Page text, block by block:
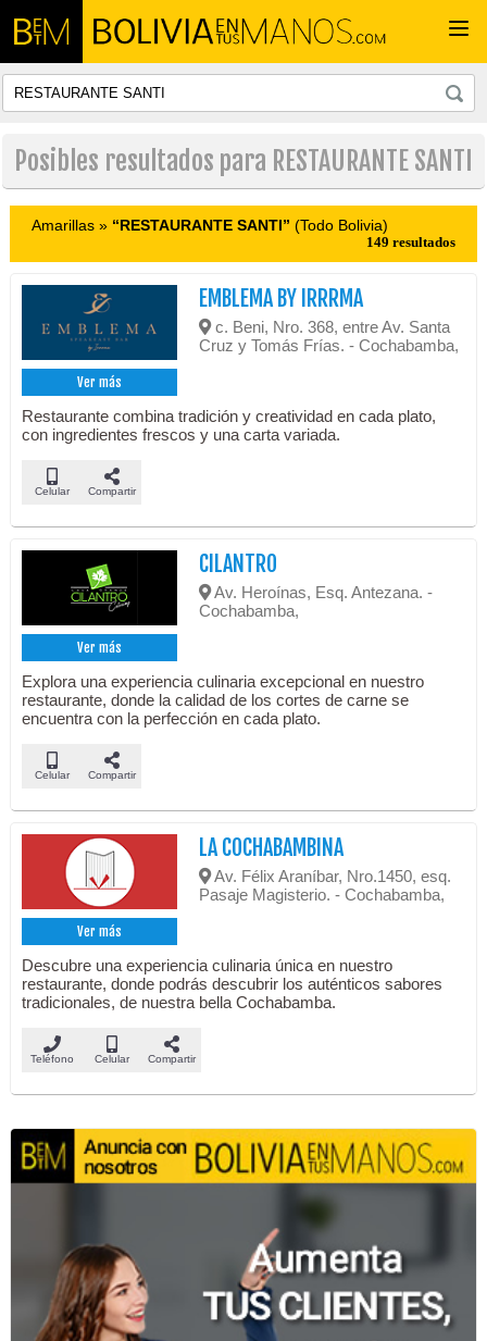
Posibles resultados para RESTAURANTE SANTI
Amarillas » “RESTAURANTE SANTI” (Todo Bolivia)
149 resultados
Ver más
EMBLEMA BY IRRRMA
c. Beni, Nro. 368, entre Av. Santa
Cruz y Tomás Frías. - Cochabamba,
Restaurante combina tradición y creatividad en cada plato,
con ingredientes frescos y una carta variada.
Celular Compartir
Ver más
CILANTRO
Av. Heroínas, Esq. Antezana. -
Cochabamba,
Explora una experiencia culinaria excepcional en nuestro
restaurante, donde la calidad de los cortes de carne se
encuentra con la perfección en cada plato.
Celular Compartir
Ver más
LA COCHABAMBINA
Av. Félix Araníbar, Nro.1450, esq.
Pasaje Magisterio. - Cochabamba,
Descubre una experiencia culinaria única en nuestro
restaurante, donde podrás descubrir los auténticos sabores
tradicionales, de nuestra bella Cochabamba.
Teléfono Celular Compartir